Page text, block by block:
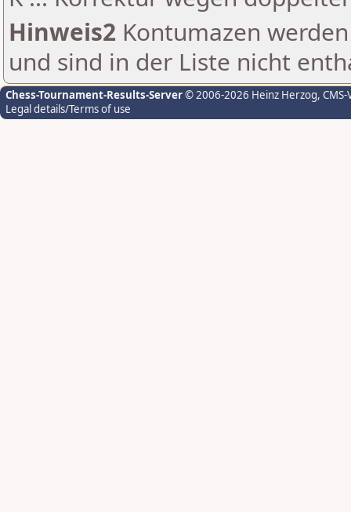
Hinweis2 Kontumazen
und sind in der Liste nicht
Chess-Tournament-Results-Server© 2006-2026 Heinz Herzog,
Legal details/Terms of use